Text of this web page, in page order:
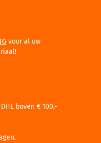
voor al uw
boven € 100,-